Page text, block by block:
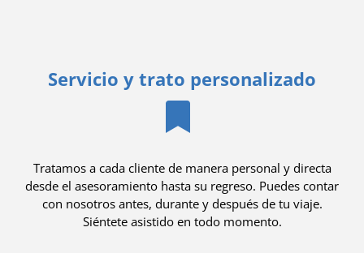
Servicio y trato personalizado
Tratamos a cada cliente de manera personal y directa
desde el asesoramiento hasta su regreso. Puedes contar
con nosotros antes, durante y después de tu viaje.
Siéntete asistido en todo momento.